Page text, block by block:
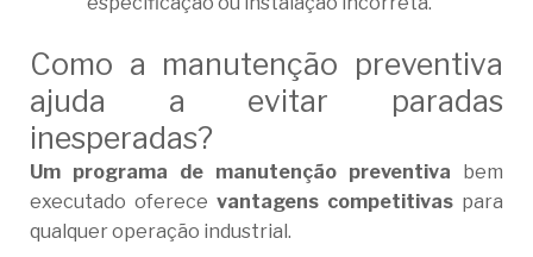
Como a manutenção preventiva
ajuda a evitar paradas
inesperadas?
Um programa de manutenção preventiva bem
executado oferece vantagens competitivas para
qualquer operação industrial.